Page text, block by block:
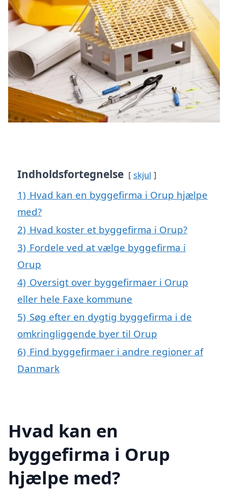
Indholdsfortegnelse skjul
1) Hvad kan en byggefirma i Orup hjælpe
med?
2) Hvad koster et byggefirma i Orup?
3) Fordele ved at vælge byggefirma i
Orup
4) Oversigt over byggefirmaer i Orup
eller hele Faxe kommune
5) Søg efter en dygtig byggefirma i de
omkringliggende byer til Orup
6) Find byggefirmaer i andre regioner af
Danmark
Hvad kan en
byggefirma i Orup
hjælpe med?